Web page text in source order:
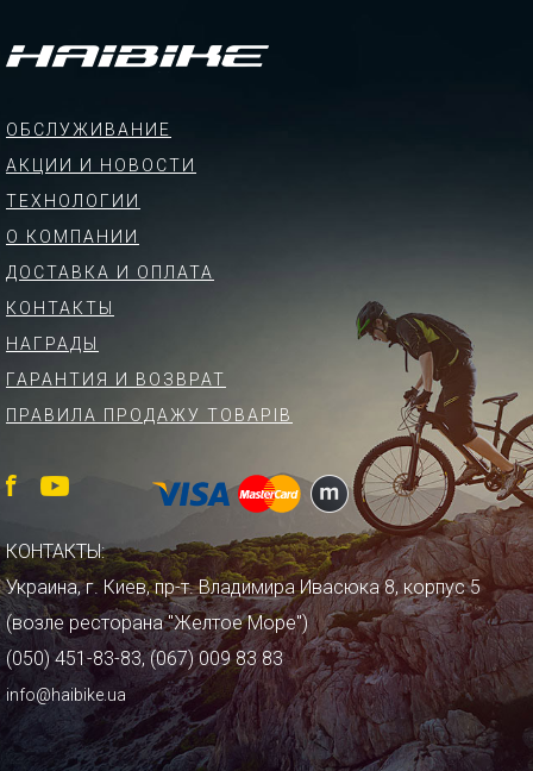
ОБСЛУЖИВАНИЕ
АКЦИИ И НОВОСТИ
ТЕХНОЛОГИИ
О КОМПАНИИ
ДОСТАВКА И ОПЛАТА
КОНТАКТЫ
НАГРАДЫ
ГАРАНТИЯ И ВОЗВРАТ
ПРАВИЛА ПРОДАЖУ ТОВАРІВ
КОНТАКТЫ:
Украина, г. Киев, пр-т. Владимира Ивасюка 8, корпус 5
(возле ресторана "Желтое Море")
(050) 451-83-83, (067) 009 83 83
info@haibike.ua